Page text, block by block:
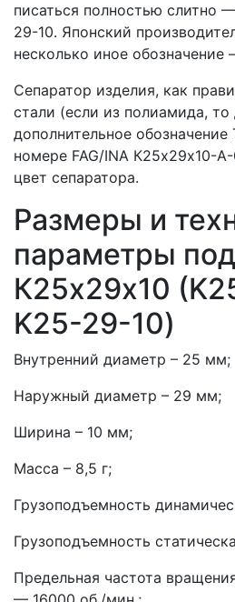
писаться полностью слитно
29-10. Японский
несколько иное
Сепаратор изделия, как
стали (если из полиамида,
дополнительное
номере FAG/INA К25х29х10-
цвет сепаратора.
Размеры и
параметры
К25х29х10
K25-29-10)
Внутренний диаметр – 25 мм;
Наружный диаметр – 29 мм;
Ширина – 10 мм;
Масса – 8,5 г;
Грузоподъемность
Грузоподъемность
Предельная частота